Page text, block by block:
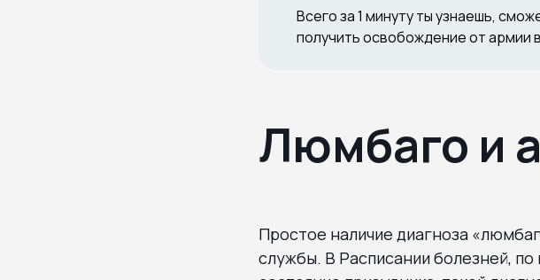
Всего за 1 минуту ты узнаешь,
получить освобождение от армии
Люмбаго и
Простое наличие диагноза
службы. В Расписании болезней,